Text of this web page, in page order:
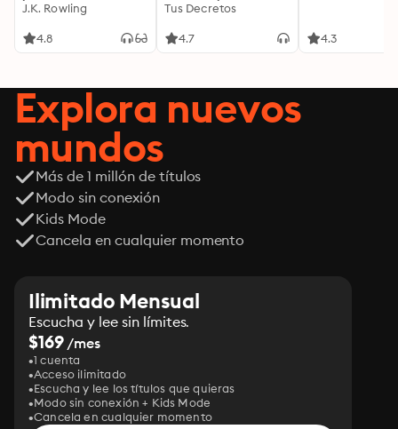
J.K. Rowling
4.8
invisible de tus
tu energía para
Tus Decretos
4.7 4.3
Explora nuevos
mundos
Más de 1 millón de títulos
Modo sin conexión
Kids Mode
Cancela en cualquier momento
Ilimitado Mensual
Escucha y lee sin límites.
$169/mes
1 cuenta
Acceso ilimitado
Escucha y lee los títulos que quieras
Modo sin conexión + Kids Mode
Cancela en cualquier momento